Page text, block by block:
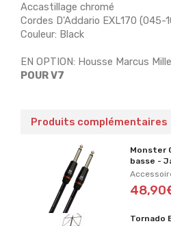
Accastillage chromé
Cordes D'Addario EXL170 (045-
Couleur: Black
EN OPTION: Housse Marcus
POUR V7
Produits complémentaires
Monster
basse -
Tornado